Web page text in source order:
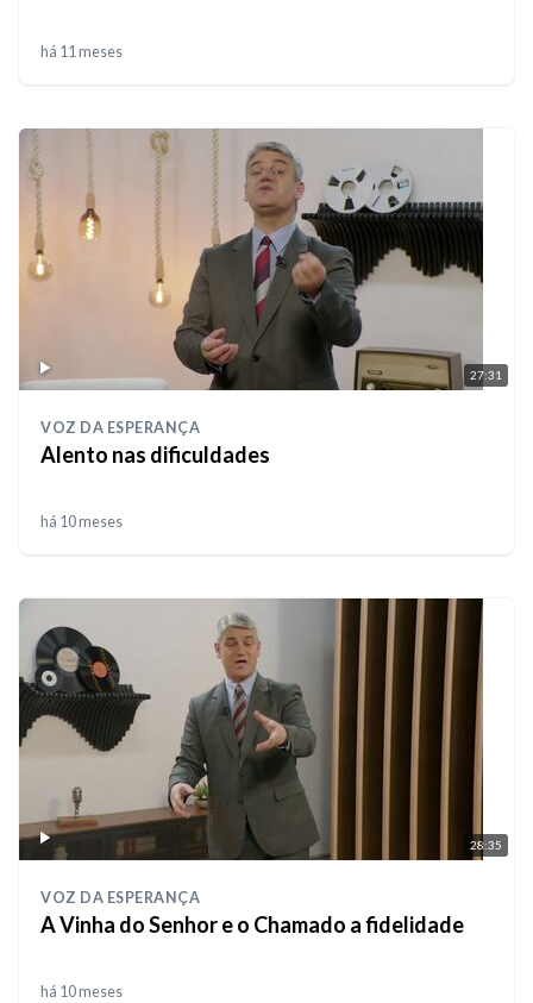
há 11 meses
27:31
VOZ DA ESPERANÇA
Alento nas dificuldades
há 10 meses
28:35
VOZ DA ESPERANÇA
A Vinha do Senhor e o Chamado a fidelidade
há 10 meses